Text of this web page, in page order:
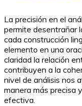
La precisión en el
permite desentrañar
cada construcción
elemento en una
claridad la relación
contribuyen a la
nivel de análisis nos
manera más precisa
efectiva.